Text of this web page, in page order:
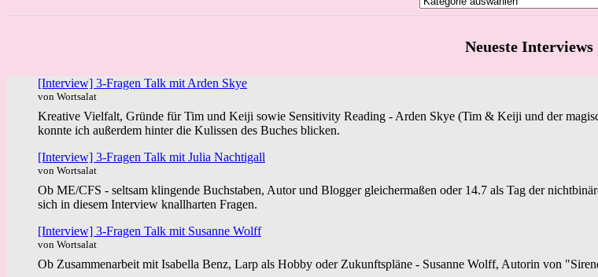
Neueste Interviews
[Interview] 3-Fragen Talk mit Arden Skye
von Wortsalat
Kreative Vielfalt, Gründe für Tim und Keiji sowie Sensitivity Reading - Arden Skye (Tim & Keiji und der
konnte ich außerdem hinter die Kulissen des Buches blicken.
[Interview] 3-Fragen Talk mit Julia Nachtigall
von Wortsalat
Ob ME/CFS - seltsam klingende Buchstaben, Autor und Blogger gleichermaßen oder 14.7 als Tag der
sich in diesem Interview knallharten Fragen.
[Interview] 3-Fragen Talk mit Susanne Wolff
von Wortsalat
Ob Zusammenarbeit mit Isabella Benz, Larp als Hobby oder Zukunftspläne - Susanne Wolff, Autorin von